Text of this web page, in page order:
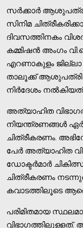
സര്‍ക്കാര്‍
സിനിമ
ദിവസത്തിനകം
കമ്മിഷന്‍ അംഗം
എറണാകുളം ജില്ലാ
താലൂക്ക് ആശുപത്രി
നിര്‍ദേശം
അത്യാഹിത
നിയന്ത്രണങ്ങള്‍
ചിത്രീകരണം.
പേര്‍ അത്യാഹിത
ഡോക്ടര്‍മാര്‍
ചിത്രീകരണം
കവാടത്തിലൂടെ
പരിമിതമായ